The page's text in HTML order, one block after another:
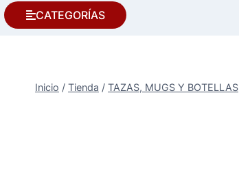
CATEGORÍAS
Inicio / Tienda / TAZAS, MUGS Y BOTELLAS